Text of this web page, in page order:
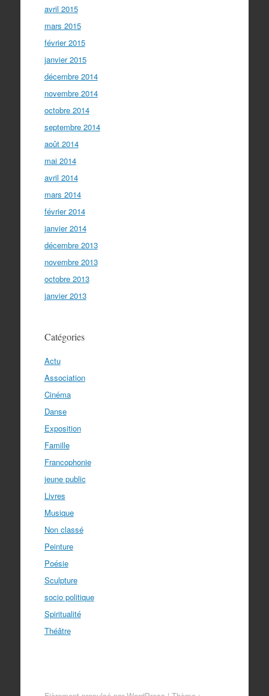
avril 2015
mars 2015
février 2015
janvier 2015
décembre 2014
novembre 2014
octobre 2014
septembre 2014
août 2014
mai 2014
avril 2014
mars 2014
février 2014
janvier 2014
décembre 2013
novembre 2013
octobre 2013
janvier 2013
Catégories
Actu
Association
Cinéma
Danse
Exposition
Famille
Francophonie
jeune public
Livres
Musique
Non classé
Peinture
Poésie
Sculpture
socio politique
Spiritualité
Théâtre